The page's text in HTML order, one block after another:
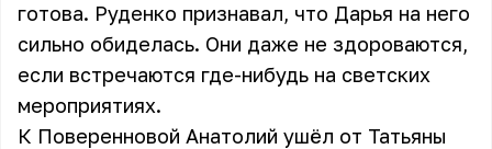
готова. Руденко признавал, что Дарья на него
сильно обиделась. Они даже не здороваются,
если встречаются где-нибудь на светских
мероприятиях.
К Поверенновой Анатолий ушёл от Татьяны